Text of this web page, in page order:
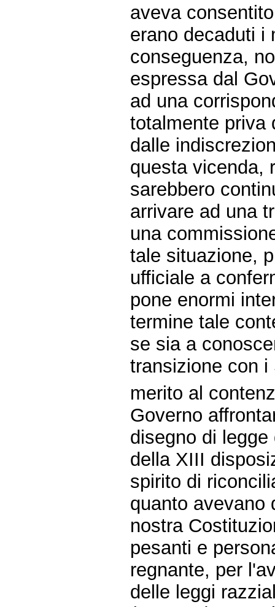
aveva
erano decaduti i
conseguenza,
espressa dal
ad una
totalmente priva
dalle
questa vicenda,
sarebbero
arrivare ad una
una
tale situazione,
ufficiale a
pone enormi
termine tale
se sia a
transizione con i
merito al
Governo
disegno di
della XIII
spirito di
quanto avevano
nostra
pesanti e
regnante, per
delle leggi